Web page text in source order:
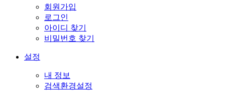
회원가입
로그인
아이디 찾기
비밀번호 찾기
설정
내 정보
검색환경설정